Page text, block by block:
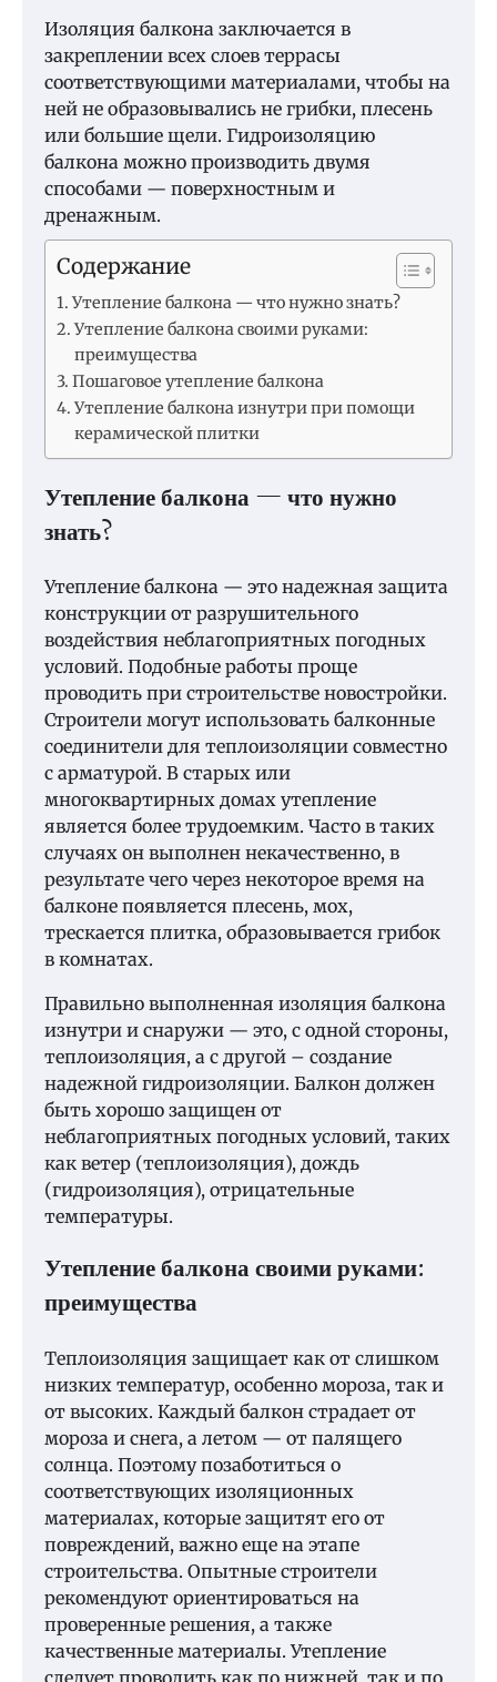
Изоляция балкона заключается в
закреплении всех слоев террасы
соответствующими материалами, чтобы на
ней не образовывались не грибки, плесень
или большие щели. Гидроизоляцию
балкона можно производить двумя
способами — поверхностным и
дренажным.
Содержание
Утепление балкона — что нужно знать?
Утепление балкона своими руками:
преимущества
Пошаговое утепление балкона
Утепление балкона изнутри при помощи
керамической плитки
Утепление балкона — что нужно
знать?
Утепление балкона — это надежная защита
конструкции от разрушительного
воздействия неблагоприятных погодных
условий. Подобные работы проще
проводить при строительстве новостройки.
Строители могут использовать балконные
соединители для теплоизоляции совместно
с арматурой. В старых или
многоквартирных домах утепление
является более трудоемким. Часто в таких
случаях он выполнен некачественно, в
результате чего через некоторое время на
балконе появляется плесень, мох,
трескается плитка, образовывается грибок
в комнатах.
Правильно выполненная изоляция балкона
изнутри и снаружи — это, с одной стороны,
теплоизоляция, а с другой – создание
надежной гидроизоляции. Балкон должен
быть хорошо защищен от
неблагоприятных погодных условий, таких
как ветер (теплоизоляция), дождь
(гидроизоляция), отрицательные
температуры.
Утепление балкона своими руками:
преимущества
Теплоизоляция защищает как от слишком
низких температур, особенно мороза, так и
от высоких. Каждый балкон страдает от
мороза и снега, а летом — от палящего
солнца. Поэтому позаботиться о
соответствующих изоляционных
материалах, которые защитят его от
повреждений, важно еще на этапе
строительства. Опытные строители
рекомендуют ориентироваться на
проверенные решения, а также
качественные материалы. Утепление
следует проводить как по нижней, так и по